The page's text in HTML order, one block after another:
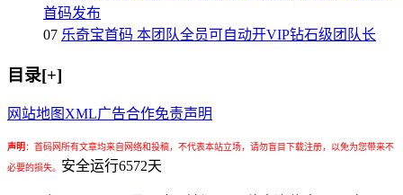
首码发布
07 乐奇宝首码 本团队全员可自动开VIP钻石级团队长
目录[+]
网站地图 XML广告合作免责声明
声明： 首码网所有文章均来自网络和投稿，不代表本站立场，请勿盲目下载注册，以免为您带来不
必要的损失。 安全运行6572天